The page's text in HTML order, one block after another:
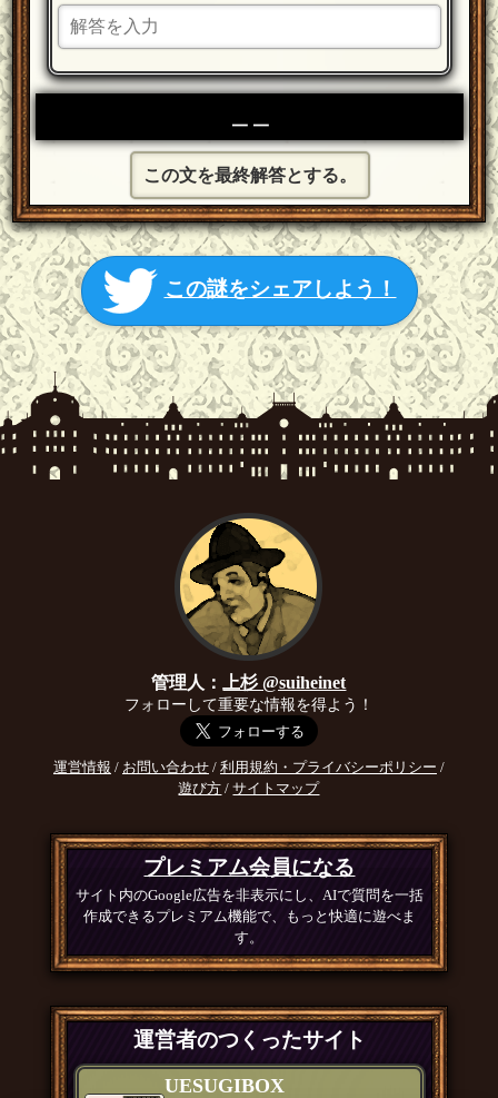
この文を最終解答とする。
この謎をシェアしよう！
管理人：上杉 @suiheinet
フォローして重要な情報を得よう！
運営情報 / お問い合わせ/ 利用規約・プライバシーポリシー /
遊び方 /サイトマップ
プレミアム会員になる
サイト内のGoogle広告を非表示にし、AIで質問を一括
作成できるプレミアム機能で、もっと快適に遊べま
す。
運営者のつくったサイト
UESUGIBOX